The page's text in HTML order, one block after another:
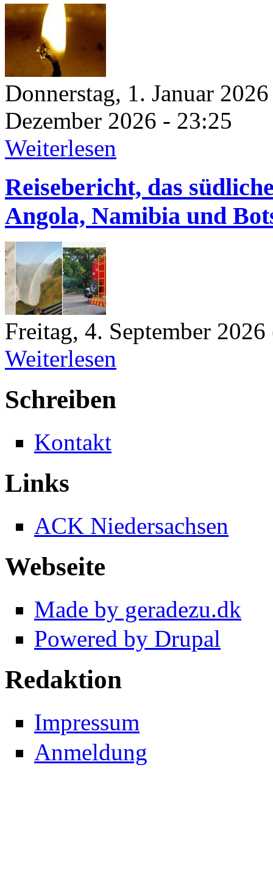
Donnerstag, 1. Januar
Dezember 2026 - 23:25
Weiterlesen
Reisebericht, das
Angola, Namibia und
Freitag, 4. September 2026
Weiterlesen
Schreiben
Kontakt
Links
ACK Niedersachsen
Webseite
Made by geradezu.dk
Powered by Drupal
Redaktion
Impressum
Anmeldung